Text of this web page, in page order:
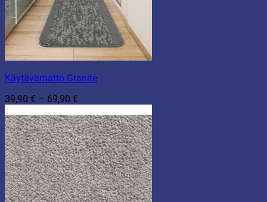
Käytävämatto Granite
39,90 € – 69,90 €
-
69,90 €